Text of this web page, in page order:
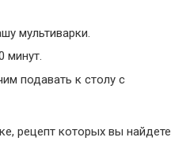
мультиварки.
минут.
подавать к столу с
рецепт которых вы найдете